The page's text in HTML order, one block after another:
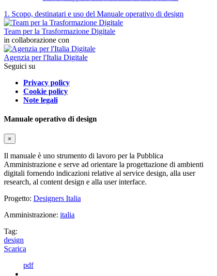
1. Scopo, destinatari e uso del Manuale operativo di design
Team per la Trasformazione Digitale
in collaborazione con
Agenzia per l'Italia Digitale
Seguici su
Privacy policy
Cookie policy
Note legali
Manuale operativo di design
×
Il manuale è uno strumento di lavoro per la Pubblica
Amministrazione e serve ad orientare la progettazione di ambienti
digitali fornendo indicazioni relative al service design, alla user
research, al content design e alla user interface.
Progetto: Designers Italia
Amministrazione: italia
Tag:
design
Scarica
pdf